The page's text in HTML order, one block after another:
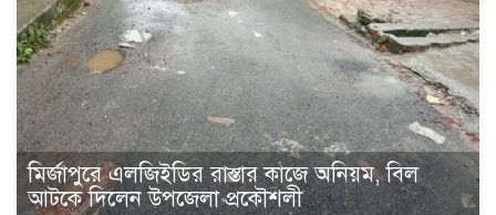
মির্জাপুরে এলজিইডির রাস্তার কাজে অনিয়ম, বিল
আটকে দিলেন উপজেলা প্রকৌশলী